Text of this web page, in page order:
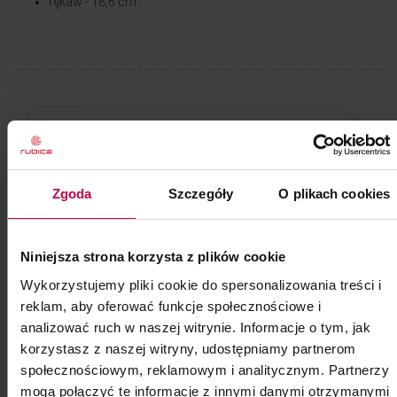
Zgoda Szczegóły O plikach cookies
Niniejsza strona korzysta z plików cookie
Wykorzystujemy pliki cookie do spersonalizowania treści i
reklam, aby oferować funkcje społecznościowe i
analizować ruch w naszej witrynie. Informacje o tym, jak
korzystasz z naszej witryny, udostępniamy partnerom
społecznościowym, reklamowym i analitycznym. Partnerzy
mogą połączyć te informacje z innymi danymi otrzymanymi